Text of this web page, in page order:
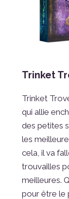
Trinket
Trinket
qui allie
des petites
les
cela, il va
trouvailles
meilleures.
pour être le